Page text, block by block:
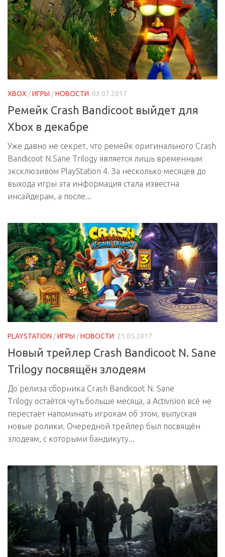
XBOX /ИГРЫ /НОВОСТИ 03.07.2017
Ремейк Crash Bandicoot выйдет для
Xbox в декабре
Уже давно не секрет, что ремейк оригинального Crash
Bandicoot N.Sane Trilogy является лишь временным
эксклюзивом PlayStation 4. За несколько месяцев до
выхода игры эта информация стала известна
инсайдерам, а после...
PLAYSTATION /ИГРЫ /НОВОСТИ 21.05.2017
Новый трейлер Crash Bandicoot N. Sane
Trilogy посвящён злодеям
До релиза сборника Crash Bandicoot N. Sane
Trilogy остаётся чуть больше месяца, а Activision всё не
перестает напоминать игрокам об этом, выпуская
новые ролики. Очередной трейлер был посвящён
злодеям, с которыми бандикуту...